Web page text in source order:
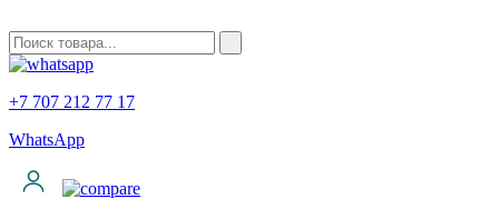
+7 707 212 77 17
WhatsApp